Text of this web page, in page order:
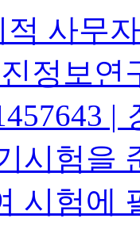
적 사무
정보연
|
시험을
시험에